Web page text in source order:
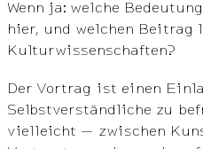
Wenn ja: welche
hier, und welchen Beitrag
Kulturwissenschaften?
Der Vortrag ist einen
Selbstverständliche zu
vielleicht — zwischen